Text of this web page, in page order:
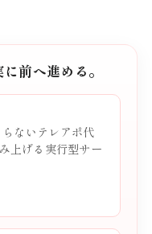
前へ進める。
ないテレアポ代
上げる実行型サー